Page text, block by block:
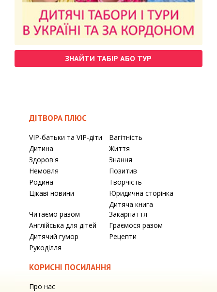
ЗНАЙТИ ТАБІР АБО ТУР
ДІТВОРА ПЛЮС
VIP-батьки та VIP-діти
Вагітність
Дитина
Життя
Здоров'я
Знання
Немовля
Позитив
Родина
Творчість
Цікаві новини
Юридична сторінка
Читаємо разом
Дитяча книга
Закарпаття
Англійська для дітей
Граємося разом
Дитячий гумор
Рецепти
Рукоділля
КОРИСНІ ПОСИЛАННЯ
Про нас